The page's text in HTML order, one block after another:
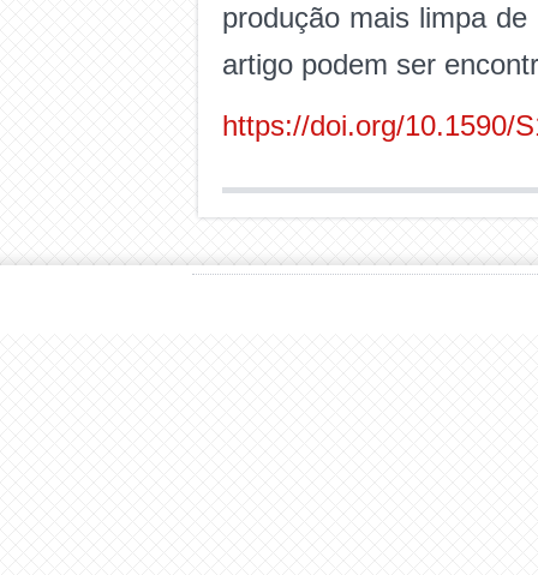
produção mais limpa
artigo podem ser
https://doi.org/10.1590/